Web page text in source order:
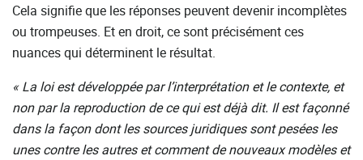
Cela signifie que les réponses peuvent devenir incomplètes
ou trompeuses. Et en droit, ce sont précisément ces
nuances qui déterminent le résultat.
« La loi est développée par l’interprétation et le contexte, et
non par la reproduction de ce qui est déjà dit. Il est façonné
dans la façon dont les sources juridiques sont pesées les
unes contre les autres et comment de nouveaux modèles et